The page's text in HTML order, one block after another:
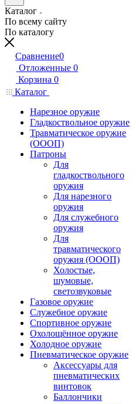
Каталог
По всему сайту
По каталогу
Сравнение0
Отложенные 0
Корзина 0
Каталог
Нарезное оружие
Гладкоствольное оружие
Травматическое оружие
(ОООП)
Патроны
Для
гладкоствольного
оружия
Для нарезного
оружия
Для служебного
оружия
Для
травматического
оружия (ОООП)
Холостые,
шумовые,
светозвуковые
Газовое оружие
Служебное оружие
Спортивное оружие
Охолощённое оружие
Холодное оружие
Пневматическое оружие
Аксессуары для
пневматических
винтовок
Баллончики